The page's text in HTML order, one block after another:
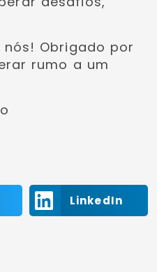
Obrigado por
rumo a um
LinkedIn